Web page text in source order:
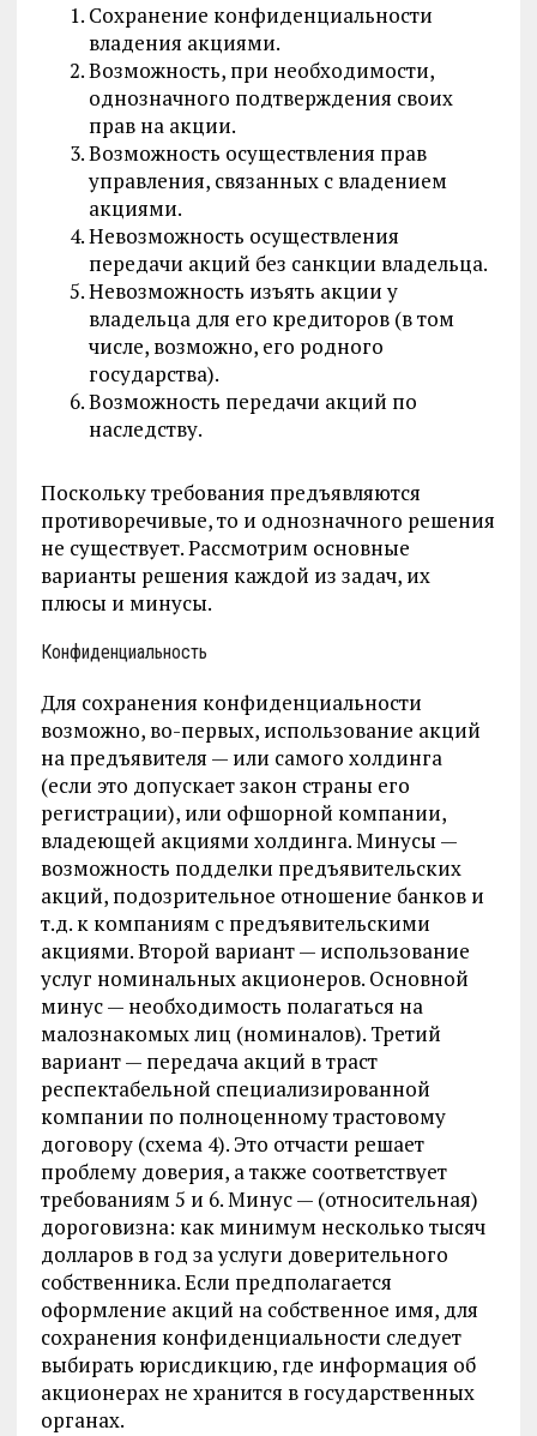
Сохранение конфиденциальности
владения акциями.
Возможность, при необходимости,
однозначного подтверждения своих
прав на акции.
Возможность осуществления прав
управления, связанных с владением
акциями.
Невозможность осуществления
передачи акций без санкции владельца.
Невозможность изъять акции у
владельца для его кредиторов (в том
числе, возможно, его родного
государства).
Возможность передачи акций по
наследству.
Поскольку требования предъявляются
противоречивые, то и однозначного решения
не существует. Рассмотрим основные
варианты решения каждой из задач, их
плюсы и минусы.
Конфиденциальность
Для сохранения конфиденциальности
возможно, во-первых, использование акций
на предъявителя — или самого холдинга
(если это допускает закон страны его
регистрации), или офшорной компании,
владеющей акциями холдинга. Минусы —
возможность подделки предъявительских
акций, подозрительное отношение банков и
т.д. к компаниям с предъявительскими
акциями. Второй вариант — использование
услуг номинальных акционеров. Основной
минус — необходимость полагаться на
малознакомых лиц (номиналов). Третий
вариант — передача акций в траст
респектабельной специализированной
компании по полноценному трастовому
договору (схема 4). Это отчасти решает
проблему доверия, а также соответствует
требованиям 5 и 6. Минус — (относительная)
дороговизна: как минимум несколько тысяч
долларов в год за услуги доверительного
собственника. Если предполагается
оформление акций на собственное имя, для
сохранения конфиденциальности следует
выбирать юрисдикцию, где информация об
акционерах не хранится в государственных
органах.